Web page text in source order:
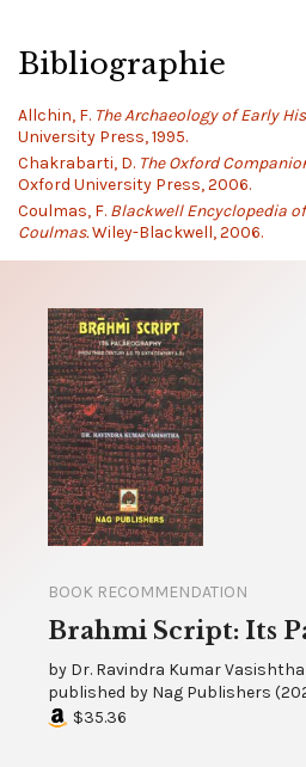
Bibliographie
Allchin, F. The Archaeology of Early
University Press, 1995.
Chakrabarti, D. The Oxford
Oxford University Press, 2006.
Coulmas, F. Blackwell Encyclopedia
Coulmas.Wiley-Blackwell, 2006.
BOOK RECOMMENDATION
Brahmi Script: Its
by Dr. Ravindra Kumar Vasishtha
published by Nag Publishers (
$35.36